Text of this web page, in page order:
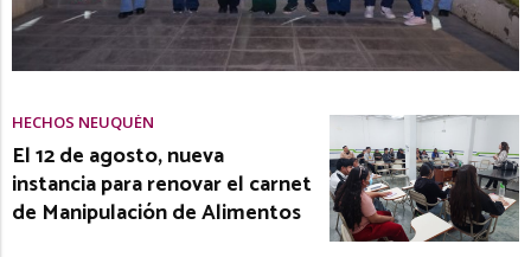
HECHOS NEUQUÉN
El 12 de agosto, nueva
instancia para renovar el carnet
de Manipulación de Alimentos